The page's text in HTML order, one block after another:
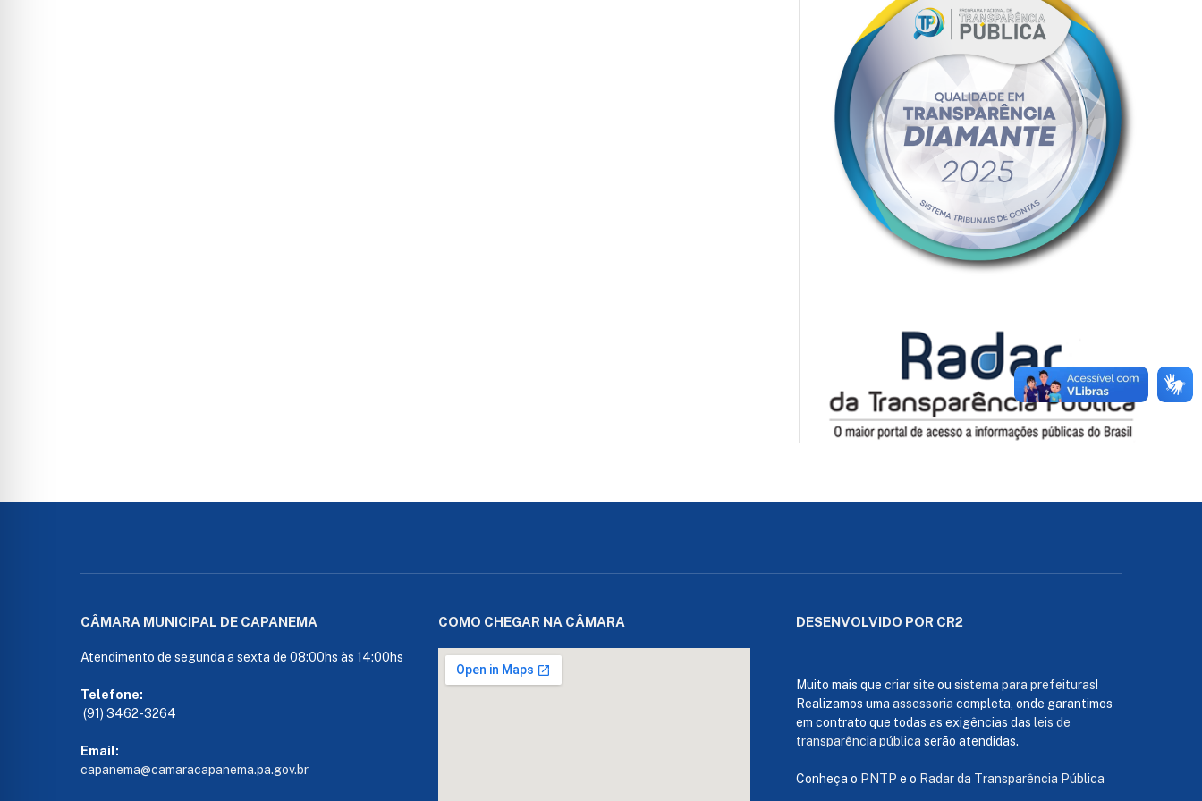
CÂMARA MUNICIPAL DE CAPANEMA
Atendimento de segunda a sexta de 08:00hs às 14:00hs
Telefone:
(91) 3462-3264
Email:
capanema@camaracapanema.pa.gov.br
COMO CHEGAR NA CÂMARA DESENVOLVIDO POR CR2
Muito mais que criar site ou sistema para prefeituras!
Realizamos uma assessoria completa, onde garantimos
em contrato que todas as exigências das leis de
transparência pública serão atendidas.
Conheça o PNTP e o Radar da Transparência Pública